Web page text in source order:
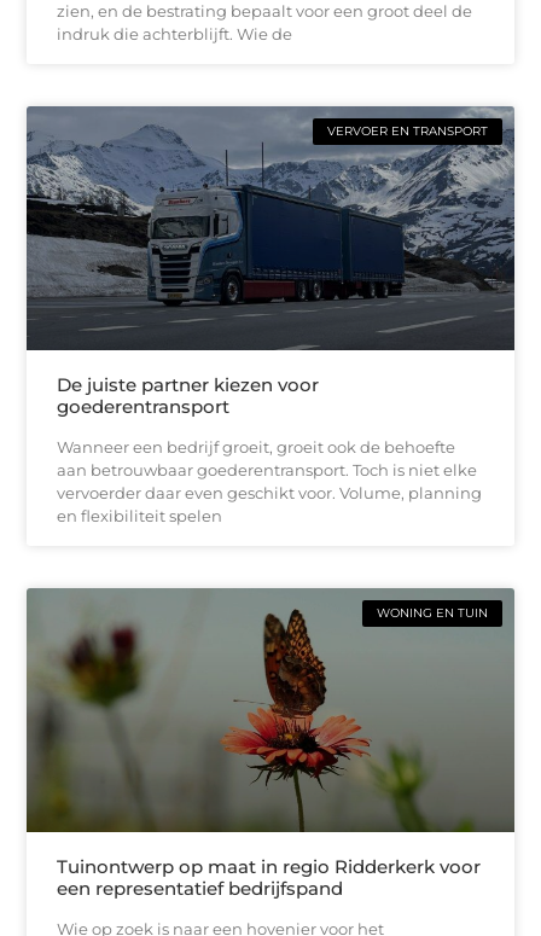
zien, en de bestrating bepaalt voor een groot deel de
indruk die achterblijft. Wie de
VERVOER EN TRANSPORT
De juiste partner kiezen voor
goederentransport
Wanneer een bedrijf groeit, groeit ook de behoefte
aan betrouwbaar goederentransport. Toch is niet elke
vervoerder daar even geschikt voor. Volume, planning
en flexibiliteit spelen
WONING EN TUIN
Tuinontwerp op maat in regio Ridderkerk voor
een representatief bedrijfspand
Wie op zoek is naar een hovenier voor het